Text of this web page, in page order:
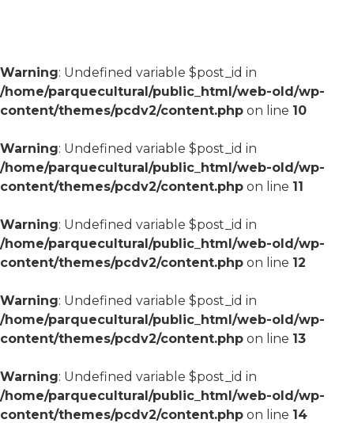
Warning: Undefined variable $post_id in
/home/parquecultural/public_html/web-old/wp-
content/themes/pcdv2/content.php on line 10
Warning: Undefined variable $post_id in
/home/parquecultural/public_html/web-old/wp-
content/themes/pcdv2/content.php on line 11
Warning: Undefined variable $post_id in
/home/parquecultural/public_html/web-old/wp-
content/themes/pcdv2/content.php on line 12
Warning: Undefined variable $post_id in
/home/parquecultural/public_html/web-old/wp-
content/themes/pcdv2/content.php on line 13
Warning: Undefined variable $post_id in
/home/parquecultural/public_html/web-old/wp-
content/themes/pcdv2/content.php on line 14